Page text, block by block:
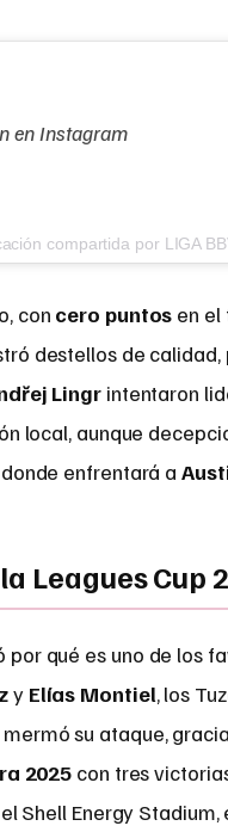
en Instagram
compartida por LIGA
con cero puntos en el
destellos de
Lingrintentaron
local, aunque
enfrentará a
Leagues Cup
por qué es uno de los
y Elías Montiel, los
mermó su ataque,
2025 con tres
Shell Energy